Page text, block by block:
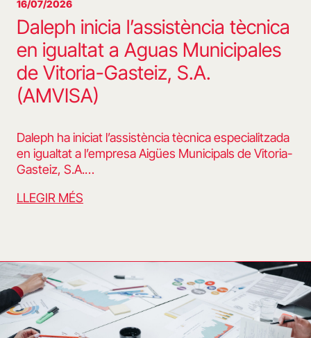
16/07/2026
Daleph inicia l’assistència tècnica
en igualtat a Aguas Municipales
de Vitoria-Gasteiz, S.A.
(AMVISA)
Daleph ha iniciat l’assistència tècnica especialitzada
en igualtat a l’empresa Aigües Municipals de Vitoria-
Gasteiz, S.A.…
LLEGIR MÉS